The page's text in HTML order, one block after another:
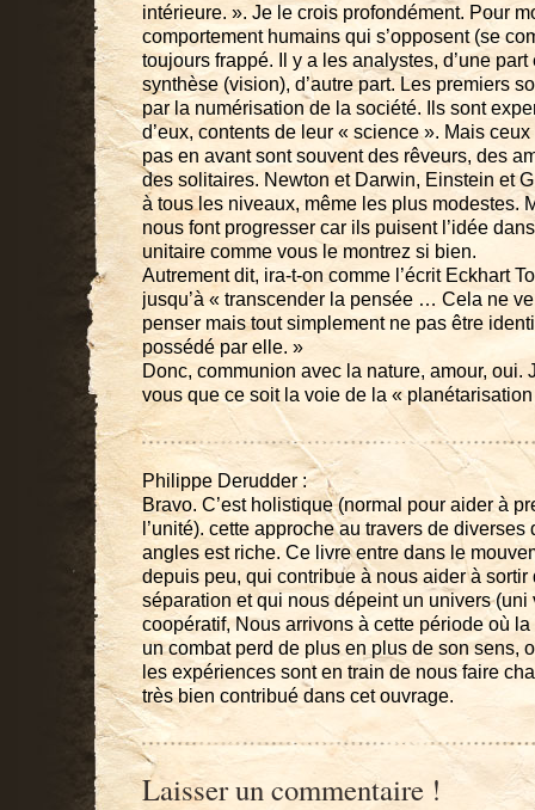
intérieure. ». Je le crois profondément. Pour
comportement humains qui s’opposent (se
toujours frappé. Il y a les analystes, d’une
synthèse (vision), d’autre part. Les premiers
par la numérisation de la société. Ils sont
d’eux, contents de leur « science ». Mais
pas en avant sont souvent des rêveurs, des
des solitaires. Newton et Darwin, Einstein et
à tous les niveaux, même les plus modestes.
nous font progresser car ils puisent l’idée
unitaire comme vous le montrez si bien.
Autrement dit, ira-t-on comme l’écrit Eckhart
jusqu’à « transcender la pensée … Cela ne
penser mais tout simplement ne pas être
possédé par elle. »
Donc, communion avec la nature, amour, oui.
vous que ce soit la voie de la «
Philippe Derudder :
Bravo. C’est holistique (normal pour aider à
l’unité). cette approche au travers de
angles est riche. Ce livre entre dans le
depuis peu, qui contribue à nous aider à
séparation et qui nous dépeint un univers
coopératif, Nous arrivons à cette période où
un combat perd de plus en plus de son sens,
les expériences sont en train de nous faire
très bien contribué dans cet ouvrage.
Laisser un commentaire !